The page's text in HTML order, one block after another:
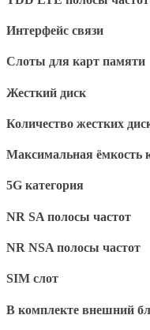
Интерфейс связи
Слоты для карт памяти
Жесткий диск
Количество жестких
Максимальная ёмкость
5G категория
NR SA полосы частот
NR NSA полосы частот
SIM слот
В комплекте внешний